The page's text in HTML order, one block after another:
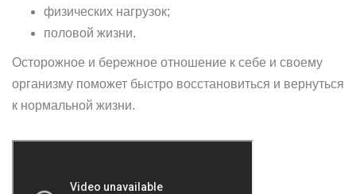
физических нагрузок;
половой жизни.
Осторожное и бережное отношение к себе и своему
организму поможет быстро восстановиться и вернуться
к нормальной жизни.